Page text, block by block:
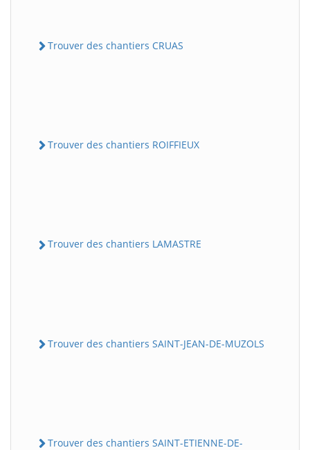
Trouver des chantiers CRUAS
Trouver des chantiers ROIFFIEUX
Trouver des chantiers LAMASTRE
Trouver des chantiers SAINT-JEAN-DE-MUZOLS
Trouver des chantiers SAINT-ETIENNE-DE-